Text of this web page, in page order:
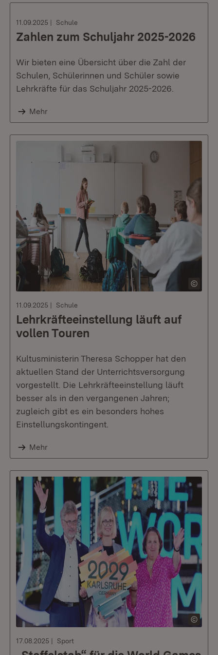
11.09.2025 Schule
Zahlen zum Schuljahr 2025-2026
Wir bieten eine Übersicht über die Zahl der
Schulen, Schülerinnen und Schüler sowie
Lehrkräfte für das Schuljahr 2025-2026.
Mehr
11.09.2025 Schule
Lehrkräfteeinstellung läuft auf
vollen Touren
Kultusministerin Theresa Schopper hat den
aktuellen Stand der Unterrichtsversorgung
vorgestellt. Die Lehrkräfteeinstellung läuft
besser als in den vergangenen Jahren;
zugleich gibt es ein besonders hohes
Einstellungskontingent.
Mehr
17.08.2025 Sport